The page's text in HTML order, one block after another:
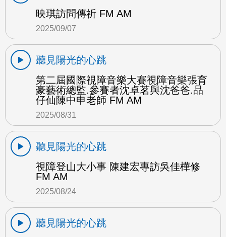
映琪訪問傳祈 FM AM
2025/09/07
聽見陽光的心跳
第二屆國際視障音樂大賽視障音樂張育
豪藝術總監.參賽者沈卓茗與沈爸爸.品
仔仙陳中申老師 FM AM
2025/08/31
聽見陽光的心跳
視障登山大小事 陳建宏專訪吳佳樺修
FM AM
2025/08/24
聽見陽光的心跳